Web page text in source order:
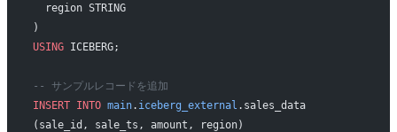
  region STRING
)
USING ICEBERG;
-- サンプルレコードを追加
INSERT INTO main. iceberg_external .sales_data
(sale_id, sale_ts, amount, region)